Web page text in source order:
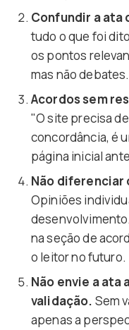
Confundir a ata
tudo o que foi
os pontos
mas não debates.
Acordos sem
"O site precisa
concordância, é
página inicial
Não diferenciar
Opiniões
na seção de
o leitor no futuro.
Não envie a
validação. Sem
apenas a